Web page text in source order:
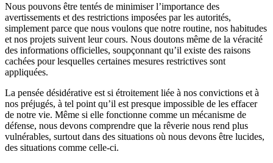
Nous pouvons être tentés de minimiser l’importance des
avertissements et des restrictions imposées par les autorités,
simplement parce que nous voulons que notre routine, nos habitudes
et nos projets suivent leur cours. Nous doutons même de la véracité
des informations officielles, soupçonnant qu’il existe des raisons
cachées pour lesquelles certaines mesures restrictives sont
appliquées.
La pensée désidérative est si étroitement liée à nos convictions et à
nos préjugés, à tel point qu’il est presque impossible de les effacer
de notre vie. Même si elle fonctionne comme un mécanisme de
défense, nous devons comprendre que la rêverie nous rend plus
vulnérables, surtout dans des situations où nous devons être lucides,
des situations comme celle-ci.